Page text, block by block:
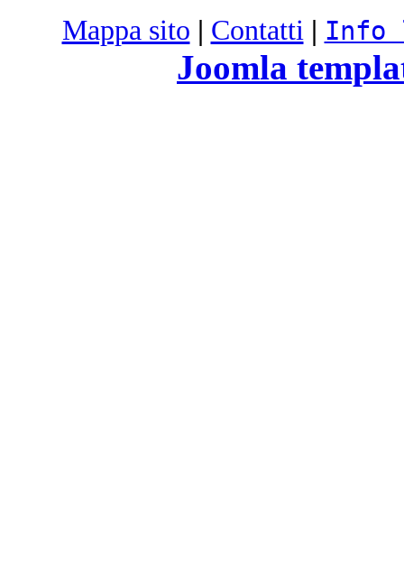
Mappa sito | Contatti | Info
Joomla